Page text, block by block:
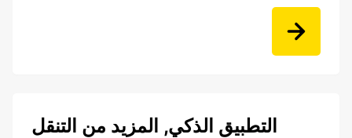
التطبيق الذكي, المزيد من التنقل